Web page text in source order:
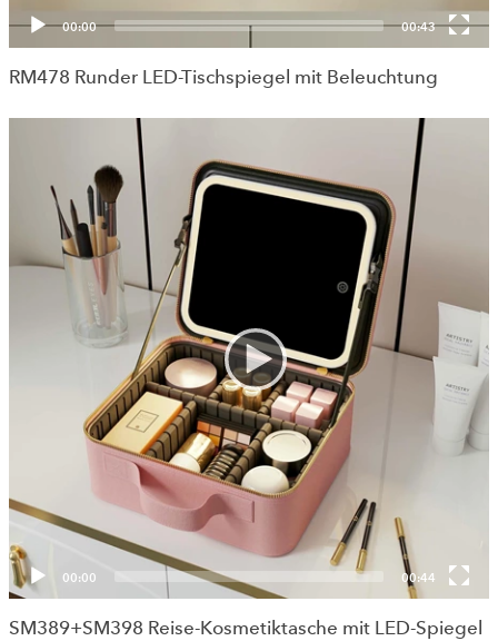
00:00 00:43
RM478 Runder LED-Tischspiegel mit Beleuchtung
00:00 00:44
SM389+SM398 Reise-Kosmetiktasche mit LED-Spiegel